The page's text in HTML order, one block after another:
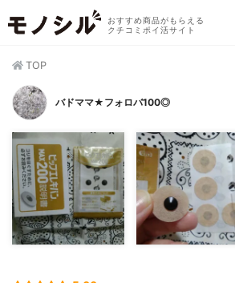
おすすめ商品がもらえる
クチコミポイ活サイト
TOP
バドママ★フォロバ100◎